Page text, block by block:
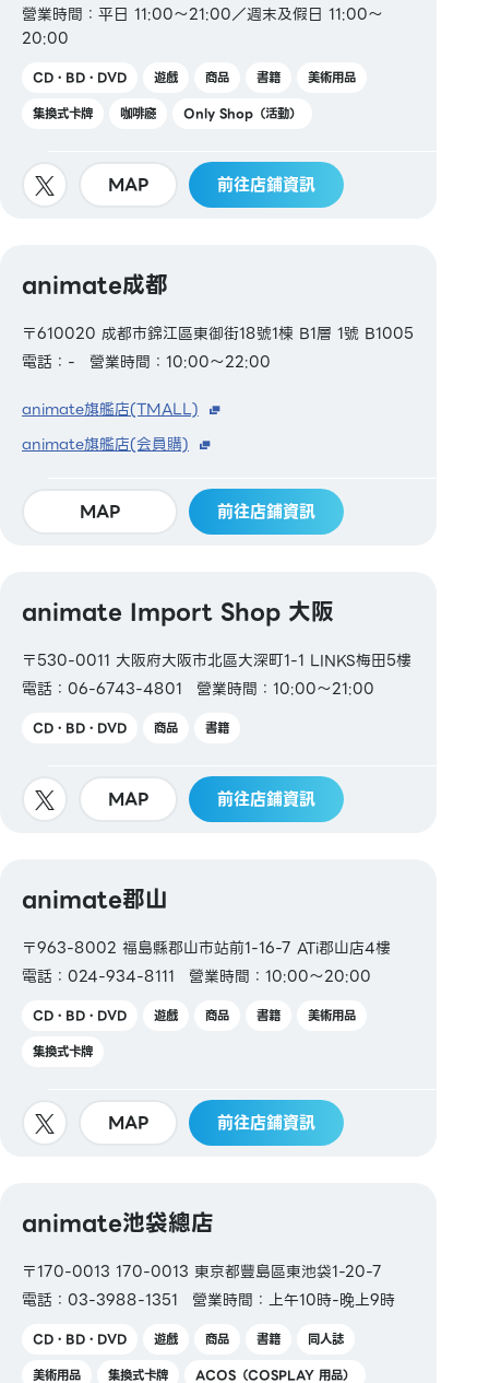
營業時間：平日 11:00～21:00／週末及假日 11:00～
20:00
CD・BD・DVD 遊戲 商品 書籍
美術用品
集換式卡牌
咖啡廳 Only Shop（活動）
MAP 前往店鋪資訊
animate成都
〒610020 成都市錦江區東御街18號1棟 B1層 1號 B1005
電話：-
營業時間：10:00～22:00
animate旗艦店(TMALL)
animate旗艦店(会員購)
MAP 前往店鋪資訊
animate Import Shop 大阪
〒530-0011 大阪府大阪市北區大深町1-1 LINKS梅田5樓
電話：06-6743-4801
營業時間：10:00～21:00
CD・BD・DVD 商品 書籍
MAP 前往店鋪資訊
animate郡山
〒963-8002 福島縣郡山市站前1-16-7 ATi郡山店4樓
電話：024-934-8111
營業時間：10:00～20:00
CD・BD・DVD 遊戲 商品 書籍
美術用品
集換式卡牌
MAP 前往店鋪資訊
animate池袋總店
〒170-0013 170-0013 東京都豐島區東池袋1-20-7
電話：03-3988-1351
營業時間：上午10時-晚上9時
CD・BD・DVD 遊戲 商品 書籍
同人誌
美術用品
集換式卡牌 ACOS（COSPLAY 用品）